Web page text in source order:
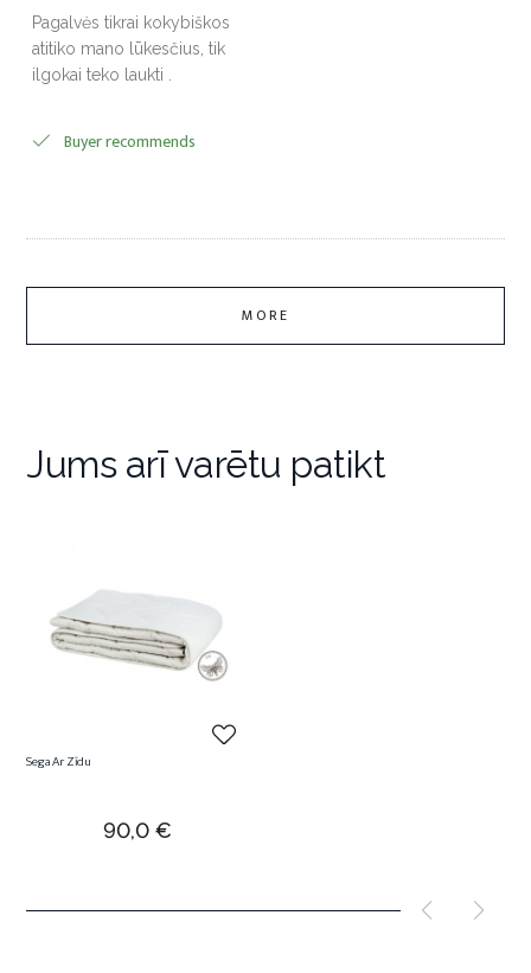
Pagalvės tikrai kokybiškos
atitiko mano lūkesčius, tik
ilgokai teko laukti .
Buyer recommends
MORE
Jums arī varētu patikt
Sega Ar Zīdu
Cena
90,0 €